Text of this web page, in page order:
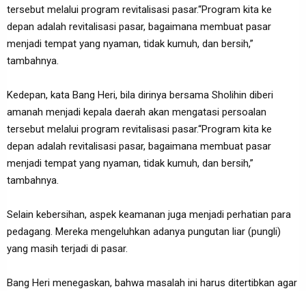
tersebut melalui program revitalisasi pasar.“Program kita ke
depan adalah revitalisasi pasar, bagaimana membuat pasar
menjadi tempat yang nyaman, tidak kumuh, dan bersih,”
tambahnya.
Kedepan, kata Bang Heri, bila dirinya bersama Sholihin diberi
amanah menjadi kepala daerah akan mengatasi persoalan
tersebut melalui program revitalisasi pasar.“Program kita ke
depan adalah revitalisasi pasar, bagaimana membuat pasar
menjadi tempat yang nyaman, tidak kumuh, dan bersih,”
tambahnya.
Selain kebersihan, aspek keamanan juga menjadi perhatian para
pedagang. Mereka mengeluhkan adanya pungutan liar (pungli)
yang masih terjadi di pasar.
Bang Heri menegaskan, bahwa masalah ini harus ditertibkan agar